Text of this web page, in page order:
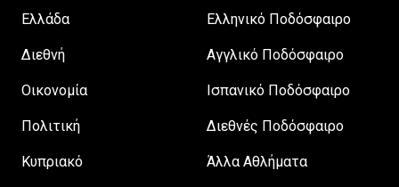
Ελλάδα
Διεθνή
Οικονομία
Πολιτική
Κυπριακό
Ελληνικό Ποδόσφαιρο
Αγγλικό Ποδόσφαιρο
Ισπανικό Ποδόσφαιρο
Διεθνές Ποδόσφαιρο
Άλλα Αθλήματα